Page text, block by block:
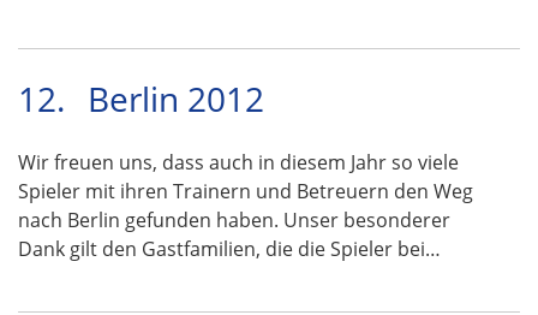
12. Berlin 2012
Wir freuen uns, dass auch in diesem Jahr so viele
Spieler mit ihren Trainern und Betreuern den Weg
nach Berlin gefunden haben. Unser besonderer
Dank gilt den Gastfamilien, die die Spieler bei…